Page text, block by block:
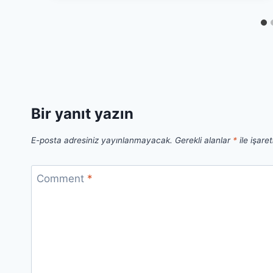
Bir yanıt yazın
E-posta adresiniz yayınlanmayacak. Gerekli alanlar * ile
Comment *